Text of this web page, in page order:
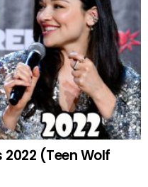
(Teen Wolf